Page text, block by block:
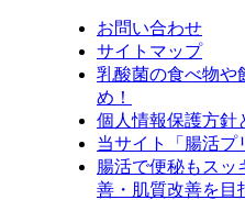
お問い合わせ
サイトマップ
乳酸菌の食べ物や
め！
個人情報保護方針
当サイト「腸活プ
腸活で便秘もスッ
善・肌質改善を目